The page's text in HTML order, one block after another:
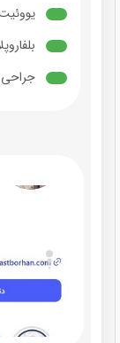
جراحی